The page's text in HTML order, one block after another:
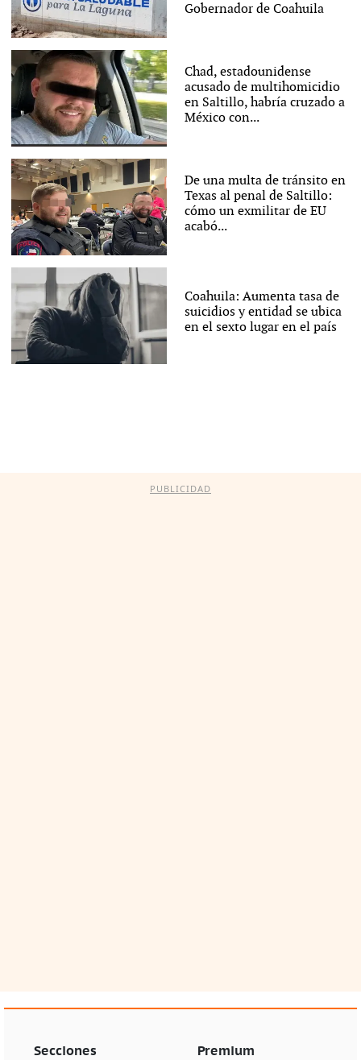
Gobernador de Coahuila
Chad, estadounidense
acusado de multihomicidio
en Saltillo, habría cruzado a
México con...
De una multa de tránsito en
Texas al penal de Saltillo:
cómo un exmilitar de EU
acabó...
Coahuila: Aumenta tasa de
suicidios y entidad se ubica
en el sexto lugar en el país
PUBLICIDAD
Secciones Premium